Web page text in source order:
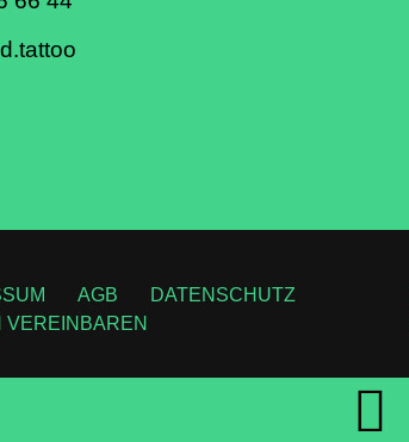
AGB
DATENSCHUTZ
VEREINBAREN